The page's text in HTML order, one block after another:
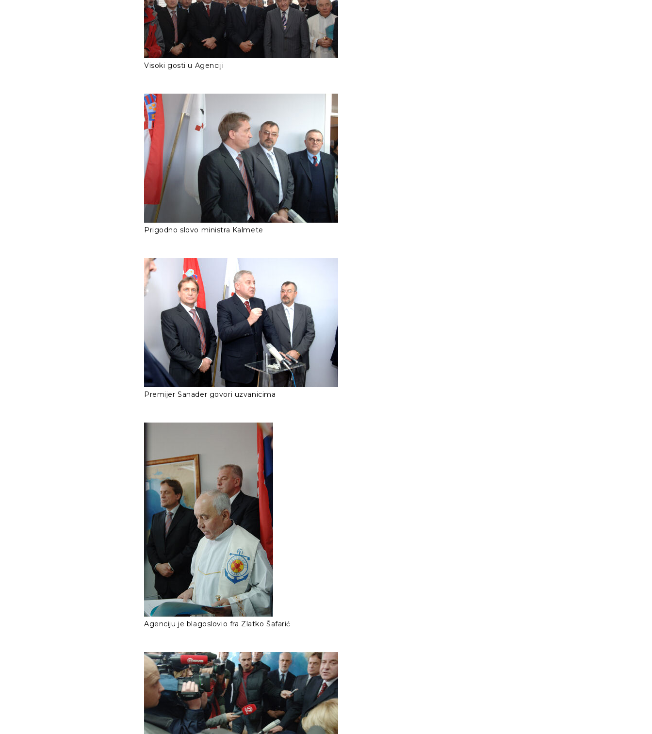
Visoki gosti u Agenciji
Prigodno slovo ministra Kalmete
Premijer Sanader govori uzvanicima
Agenciju je blagoslovio fra Zlatko Šafarić